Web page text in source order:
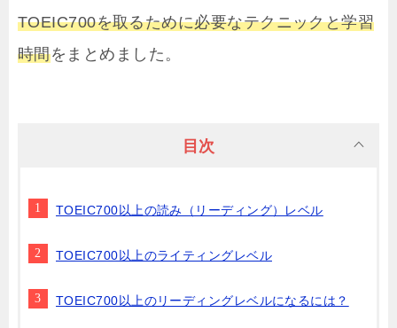
TOEIC700を取るために必要なテクニックと学習
時間をまとめました。
目次
TOEIC700以上の読み（リーディング）レベル
TOEIC700以上のライティングレベル
TOEIC700以上のリーディングレベルになるには？